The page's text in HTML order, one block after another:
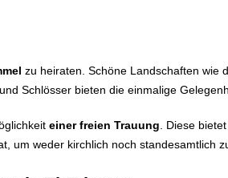
zu heiraten. Schöne Landschaften wie
Schlösser bieten die einmalige
einer freien Trauung . Diese
um weder kirchlich noch standesamtlich